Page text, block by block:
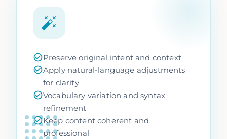
Preserve original intent and context
Apply natural-language adjustments
for clarity
Vocabulary variation and syntax
refinement
Keep content coherent and
professional